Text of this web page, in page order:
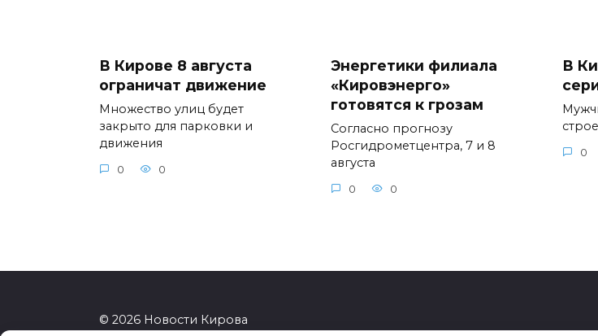
В Кирове 8 августа
ограничат движение
Множество улиц будет
закрыто для парковки и
движения
0 0
Энергетики филиала
«Кировэнерго»
готовятся к грозам
Согласно прогнозу
Росгидрометцентра, 7 и 8
августа
0 0
В
0
© 2026 Новости Кирова